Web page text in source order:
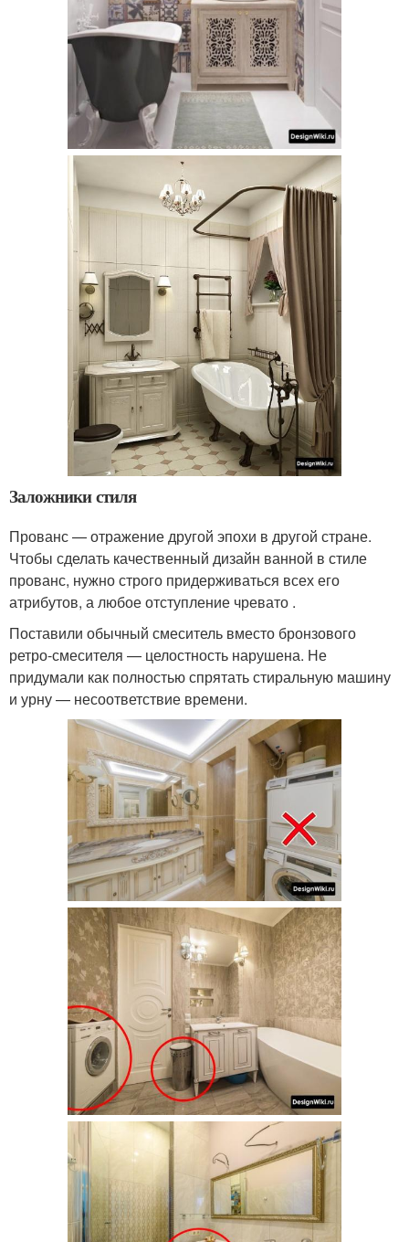
Заложники стиля
Прованс — отражение другой эпохи в другой стране.
Чтобы сделать качественный дизайн ванной в стиле
прованс, нужно строго придерживаться всех его
атрибутов, а любое отступление чревато .
Поставили обычный смеситель вместо бронзового
ретро-смесителя — целостность нарушена. Не
придумали как полностью спрятать стиральную машину
и урну — несоответствие времени.